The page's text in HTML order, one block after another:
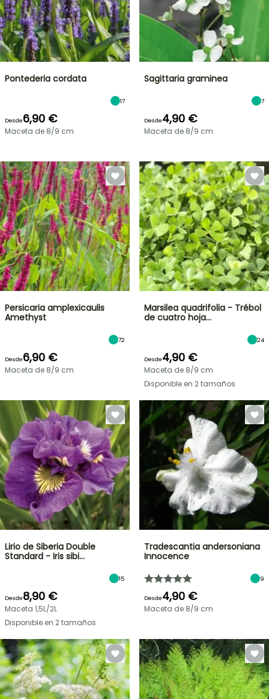
Pontederia cordata
17
Desde6,90 €
Maceta de 8/9 cm
Sagittaria graminea
7
Desde4,90 €
Maceta de 8/9 cm
Persicaria amplexicaulis
Amethyst
72
Desde6,90 €
Maceta de 8/9 cm
Marsilea quadrifolia - Trébol
de cuatro hoja…
24
Desde4,90 €
Maceta de 8/9 cm
Disponible en 2 tamaños
Lirio de Siberia Double
Standard - Iris sibi…
15
Desde8,90 €
Maceta 1,5L/2L
Disponible en 2 tamaños
Tradescantia andersoniana
Innocence
9
Desde4,90 €
Maceta de 8/9 cm